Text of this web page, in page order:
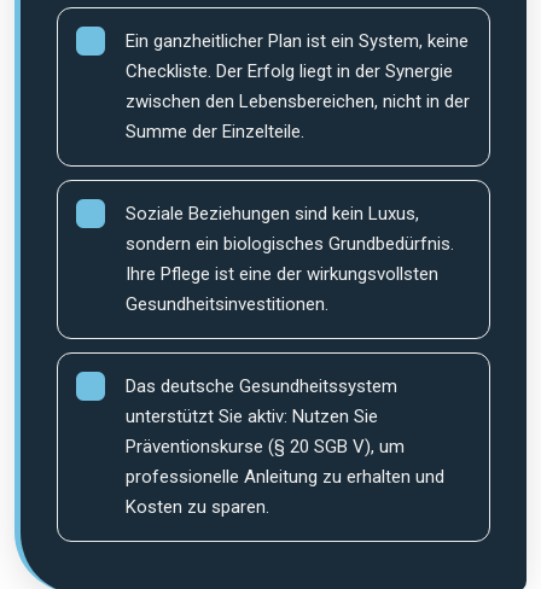
Ein ganzheitlicher Plan ist ein System, keine
Checkliste. Der Erfolg liegt in der Synergie
zwischen den Lebensbereichen, nicht in der
Summe der Einzelteile.
Soziale Beziehungen sind kein Luxus,
sondern ein biologisches Grundbedürfnis.
Ihre Pflege ist eine der wirkungsvollsten
Gesundheitsinvestitionen.
Das deutsche Gesundheitssystem
unterstützt Sie aktiv: Nutzen Sie
Präventionskurse (§ 20 SGB V), um
professionelle Anleitung zu erhalten und
Kosten zu sparen.